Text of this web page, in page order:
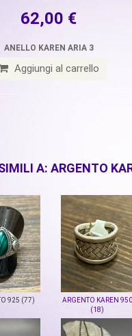
62,00 €
ANELLO KAREN ARIA 3
Aggiungi al carrello
A: ARGENTO
925 (77)
ARGENTO KAREN 950
(18)